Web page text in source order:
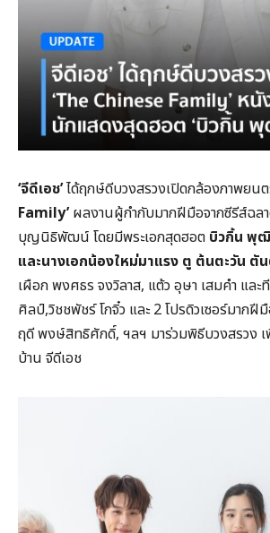
‘จีดีเอช’ได้ฤกษ์ดีบวงสรวงเปิดกล้องภาพยน
Family’ผลงานผู้กำกับมากฝีมือจากซีรีส์ฉล
บุญนิธิพัฒน์ โดยมีพระเอกสุดฮอต บิวกิ้น พุ
และนางเอกน้องใหม่มาแรง ตู ต้นตะวัน ตั
เผือก พงศธร จงวิลาส, แต้ว อุษา เสมคำ และ
ศิลป์,วิชชพัชร์ โกจิ๋ว และ 2 โปรดิวเซอร์มากฝี
ฤดี พงษ์สิทธิศักดิ์, ฯลฯ มาร่วมพิธีบวงสรวง
บ้าน จีดีเอช